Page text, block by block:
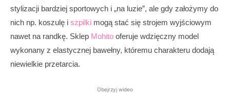
stylizacji bardziej sportowych i „na luzie”, ale gdy założymy do
nich np. koszulę i szpilki mogą stać się strojem wyjściowym
nawet na randkę. Sklep Mohito oferuje wdzięczny model
wykonany z elastycznej bawełny, któremu charakteru dodają
niewielkie przetarcia.
Obejrzyj wideo